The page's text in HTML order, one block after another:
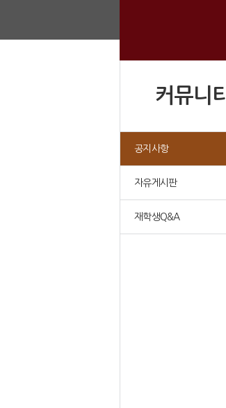
커뮤니티
공지사항
자유게시판
재학생Q&A